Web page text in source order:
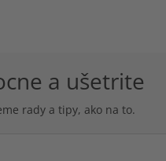
a ušetrite
rady a tipy, ako na to.